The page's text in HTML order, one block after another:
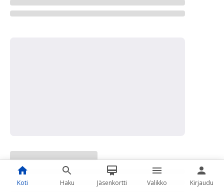
Koti Haku Jäsenkortti Valikko Kirjaudu